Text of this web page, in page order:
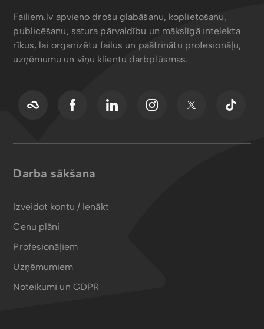
Failiem.lv apvieno drošu glabāšanu, koplietošanu,
publicēšanu, satura pārvaldību un mākslīgā intelekta
rīkus, lai organizētu failus un paātrinātu profesionāļu,
uzņēmumu un viņu klientu darbplūsmas.
Darba sākšana
Izveidot kontu / Ienākt
Cenu plāni
Profesionāļiem
Uzņēmumiem
Noteikumi un GDPR